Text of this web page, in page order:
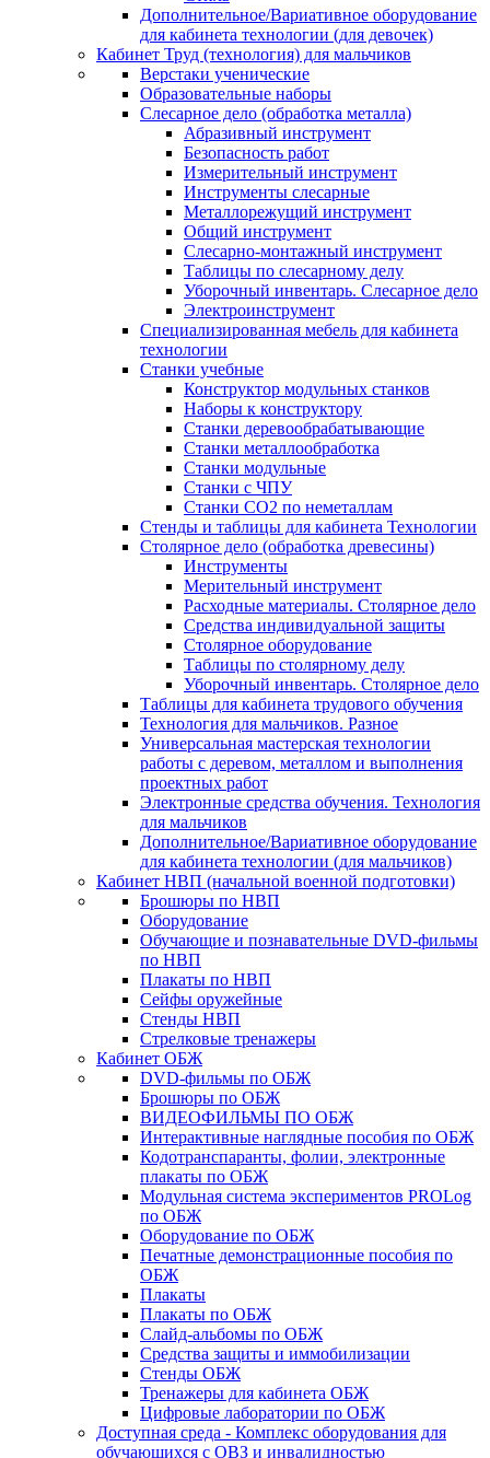
Дополнительное/Вариативное оборудование
для кабинета технологии (для девочек)
Кабинет Труд (технология) для мальчиков
Верстаки ученические
Образовательные наборы
Слесарное дело (обработка металла)
Абразивный инструмент
Безопасность работ
Измерительный инструмент
Инструменты слесарные
Металлорежущий инструмент
Общий инструмент
Слесарно-монтажный инструмент
Таблицы по слесарному делу
Уборочный инвентарь. Слесарное дело
Электроинструмент
Специализированная мебель для кабинета
технологии
Станки учебные
Конструктор модульных станков
Наборы к конструктору
Станки деревообрабатывающие
Станки металлообработка
Станки модульные
Станки с ЧПУ
Станки СО2 по неметаллам
Стенды и таблицы для кабинета Технологии
Столярное дело (обработка древесины)
Инструменты
Мерительный инструмент
Расходные материалы. Столярное дело
Средства индивидуальной защиты
Столярное оборудование
Таблицы по столярному делу
Уборочный инвентарь. Столярное дело
Таблицы для кабинета трудового обучения
Технология для мальчиков. Разное
Универсальная мастерская технологии
работы с деревом, металлом и выполнения
проектных работ
Электронные средства обучения. Технология
для мальчиков
Дополнительное/Вариативное оборудование
для кабинета технологии (для мальчиков)
Кабинет НВП (начальной военной подготовки)
Брошюры по НВП
Оборудование
Обучающие и познавательные DVD-фильмы
по НВП
Плакаты по НВП
Сейфы оружейные
Стенды НВП
Стрелковые тренажеры
Кабинет ОБЖ
DVD-фильмы по ОБЖ
Брошюры по ОБЖ
ВИДЕОФИЛЬМЫ ПО ОБЖ
Интерактивные наглядные пособия по ОБЖ
Кодотранспаранты, фолии, электронные
плакаты по ОБЖ
Модульная система экспериментов PROLog
по ОБЖ
Оборудование по ОБЖ
Печатные демонстрационные пособия по
ОБЖ
Плакаты
Плакаты по ОБЖ
Слайд-альбомы по ОБЖ
Средства защиты и иммобилизации
Стенды ОБЖ
Тренажеры для кабинета ОБЖ
Цифровые лаборатории по ОБЖ
Доступная среда - Комплекс оборудования для
обучающихся с ОВЗ и инвалидностью